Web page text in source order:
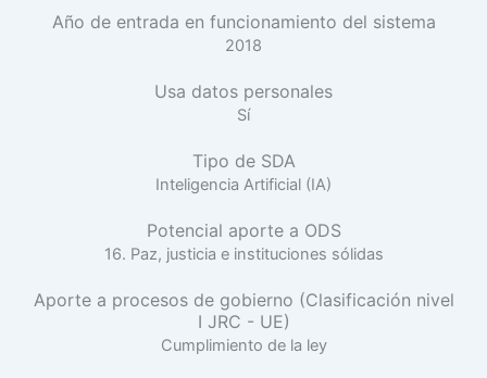
Año de entrada en funcionamiento del sistema
2018
Usa datos personales
Sí
Tipo de SDA
Inteligencia Artificial (IA)
Potencial aporte a ODS
16. Paz, justicia e instituciones sólidas
Aporte a procesos de gobierno (Clasificación nivel
I JRC - UE)
Cumplimiento de la ley